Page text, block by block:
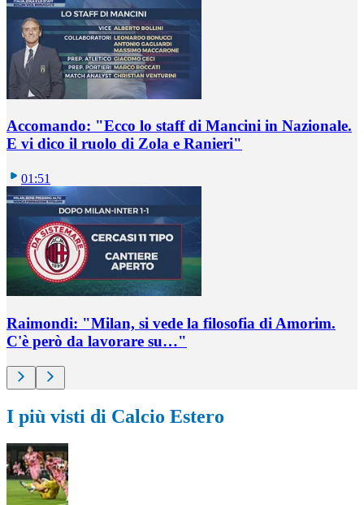
Accomando: "Ecco lo staff di Mancini in Nazionale.
E vi dico il ruolo di Zola e Ranieri"
01:51
Raimondi: "Milan, si vede la filosofia di Amorim.
C'è però da lavorare su…"
I più visti di Calcio Estero